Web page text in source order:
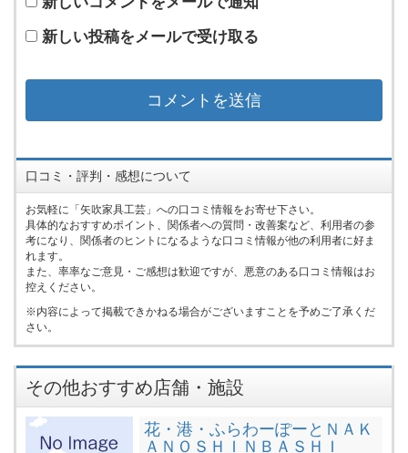
新しい投稿をメールで受け取る
口コミ・評判・感想について
お気軽に「矢吹家具工芸」への口コミ情報をお寄せ下さい。
具体的なおすすめポイント、関係者への質問・改善案など、利用者の参
考になり、関係者のヒントになるような口コミ情報が他の利用者に好ま
れます。
また、率率なご意見・ご感想は歓迎ですが、悪意のある口コミ情報はお
控えください。
内容によって掲載できかねる場合がございますことを予めご了承くだ
さい。
その他おすすめ店舗・施設
花・港・ふらわーぽーとＮＡＫ
ＡＮＯＳＨＩＮＢＡＳＨＩ